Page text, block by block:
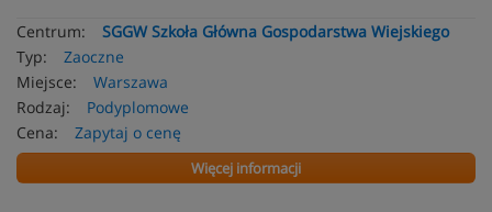
Centrum:
SGGW Szkoła Główna Gospodarstwa Wiejskiego
Typ:
Zaoczne
Miejsce:
Warszawa
Rodzaj:
Podyplomowe
Cena:
Zapytaj o cenę
Więcej informacji